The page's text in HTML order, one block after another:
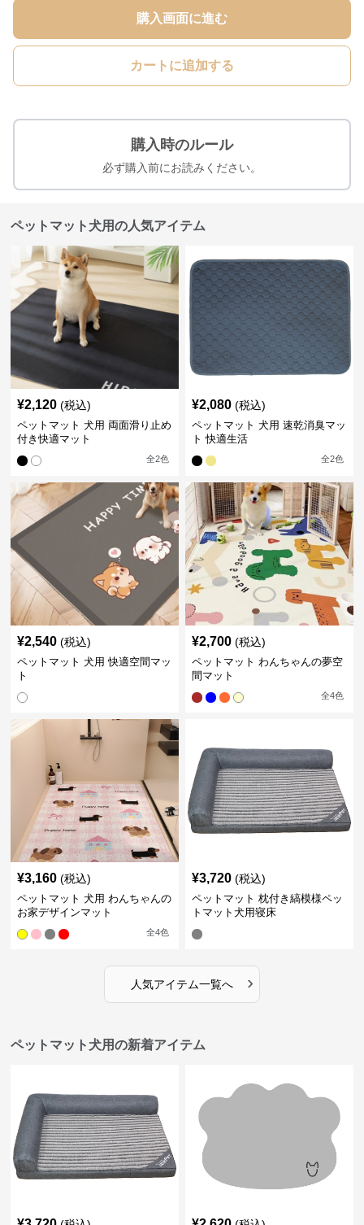
購入画面に進む
カートに追加する
購入時のルール
必ず購入前にお読みください。
ペットマット犬用の人気アイテム
¥2,120 (税込)
ペットマット 犬用 両面滑り止め
付き快適マット
全2色
¥2,080 (税込)
ペットマット 犬用 速乾消臭マッ
ト 快適生活
全2色
¥2,540 (税込)
ペットマット 犬用 快適空間マッ
ト
¥2,700 (税込)
ペットマット わんちゃんの夢空
間マット
全4色
¥3,160 (税込)
ペットマット 犬用 わんちゃんの
お家デザインマット
全4色
¥3,720 (税込)
ペットマット 枕付き縞模様ペッ
トマット犬用寝床
人気アイテム一覧へ ›
ペットマット犬用の新着アイテム